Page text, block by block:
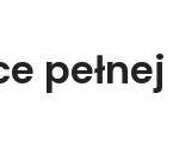
pełnej